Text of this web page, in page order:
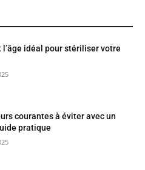
l’âge idéal pour stériliser votre
courantes à éviter avec un
pratique